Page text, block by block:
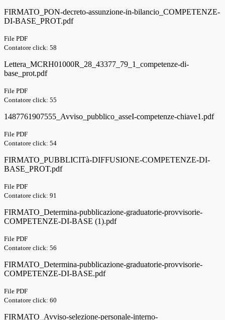
FIRMATO_PON-decreto-assunzione-in-bilancio_COMPETENZE-
DI-BASE_PROT.pdf
File PDF
Contatore click: 58
Lettera_MCRH01000R_28_43377_79_1_competenze-di-
base_prot.pdf
File PDF
Contatore click: 55
1487761907555_Avviso_pubblico_asseI-competenze-chiave1.pdf
File PDF
Contatore click: 54
FIRMATO_PUBBLICITà-DIFFUSIONE-COMPETENZE-DI-
BASE_PROT.pdf
File PDF
Contatore click: 91
FIRMATO_Determina-pubblicazione-graduatorie-provvisorie-
COMPETENZE-DI-BASE (1).pdf
File PDF
Contatore click: 56
FIRMATO_Determina-pubblicazione-graduatorie-provvisorie-
COMPETENZE-DI-BASE.pdf
File PDF
Contatore click: 60
FIRMATO_Avviso-selezione-personale-interno-